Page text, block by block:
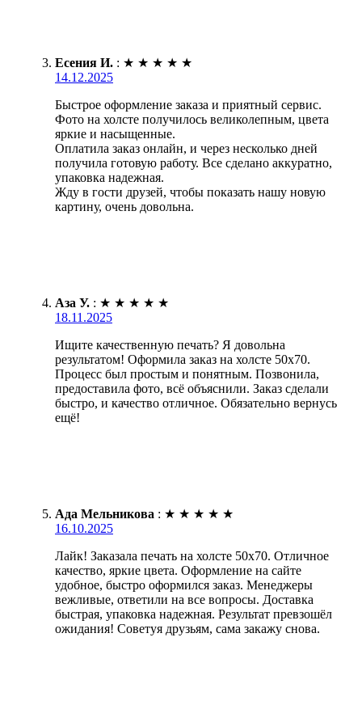
Есения И. : ★ ★ ★ ★ ★
14.12.2025
Быстрое оформление заказа и приятный сервис.
Фото на холсте получилось великолепным, цвета
яркие и насыщенные.
Оплатила заказ онлайн, и через несколько дней
получила готовую работу. Все сделано аккуратно,
упаковка надежная.
Жду в гости друзей, чтобы показать нашу новую
картину, очень довольна.
Аза У. : ★ ★ ★ ★ ★
18.11.2025
Ищите качественную печать? Я довольна
результатом! Оформила заказ на холсте 50х70.
Процесс был простым и понятным. Позвонила,
предоставила фото, всё объяснили. Заказ сделали
быстро, и качество отличное. Обязательно вернусь
ещё!
Ада Мельникова : ★ ★ ★ ★ ★
16.10.2025
Лайк! Заказала печать на холсте 50х70. Отличное
качество, яркие цвета. Оформление на сайте
удобное, быстро оформился заказ. Менеджеры
вежливые, ответили на все вопросы. Доставка
быстрая, упаковка надежная. Результат превзошёл
ожидания! Советуя друзьям, сама закажу снова.